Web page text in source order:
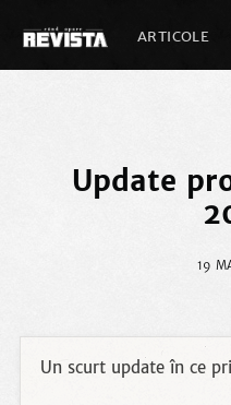
ARTICOLE
Update
19
Un scurt update în ce